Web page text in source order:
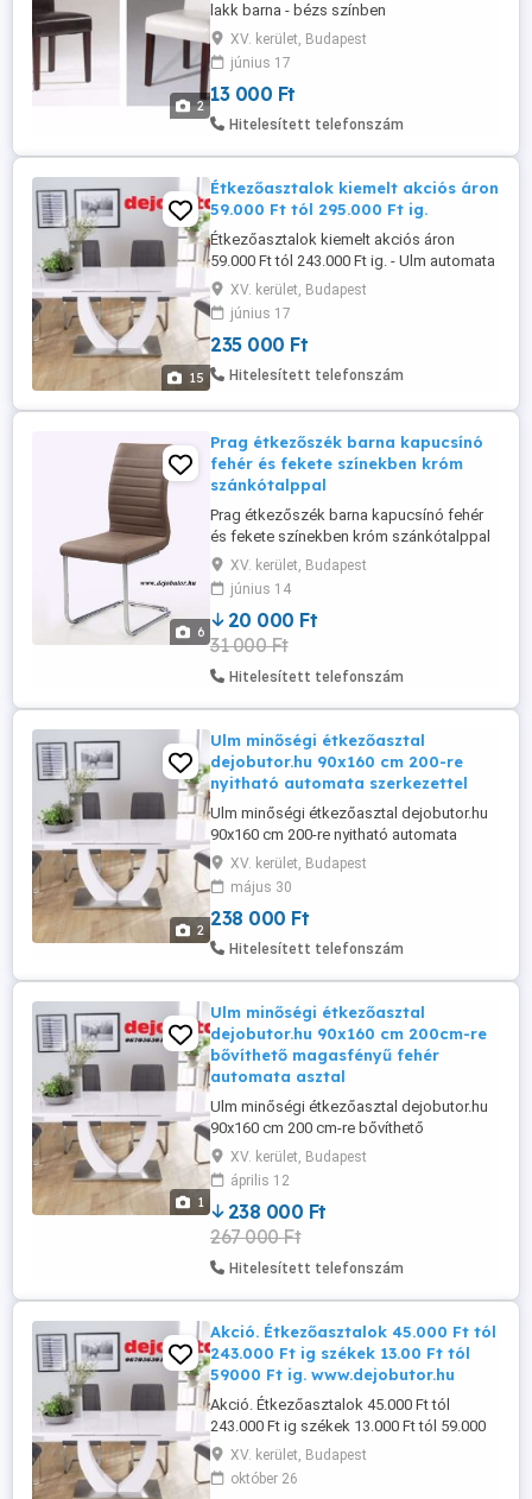
2
lakk barna - bézs színben
www.dejobutor.hu KERESD ZSOLTOT
Kérem, hogy érkezése előtt minimum 5
perccel bejelentkezni szíveskedjen
KERESSE ZSOLTOT a 06703630447
mobilszámon. Köszönöm Nagy -
mint 250 db sarok kanapé ülőgarnitúra ...
XV. kerület, Budapest
június 17
13 000 Ft
Hitelesített telefonszám
15
Étkezőasztalok kiemelt akciós áron
59.000 Ft tól 295.000 Ft ig.
Étkezőasztalok kiemelt akciós áron
59.000 Ft tól 243.000 Ft ig. - Ulm automata
magasfényű fehér étkezőasztal 90x160
200 cm méretben 235.000 Ft - Pauline fa
asztal nyitható 80x120 cm és 80x160 cm
re 59.000 Ft - Pamela asztal magasfényű
fehér színben 80x120 cm nyitható 80x160
XV. kerület, Budapest
június 17
235 000 Ft
Hitelesített telefonszám
6
Prag étkezőszék barna kapucsínó
fehér és fekete színekben króm
szánkótalppal
Prag étkezőszék barna kapucsínó fehér
és fekete színekben króm szánkótalppal
31.000szék fehér vagy szürke színekben
króm lábakkal - Freiburg szék fehér barna
fekete kapucsínó színben 20.000 Ft
KERESD ZSOLTOT 06703630447
dejobutor.hu Kérem, hogy érkezése előtt
minimum 5 perccel bejelentkezni
szíveskedjen ...
XV. kerület, Budapest
június 14
20 000 Ft
31 000 Ft
Hitelesített telefonszám
2
Ulm minőségi étkezőasztal
dejobutor.hu 90x160 cm 200-re
nyitható automata szerkezettel
Ulm minőségi étkezőasztal dejobutor.hu
90x160 cm 200-re nyitható automata
szerkezettel akciós ár 238.000 Ft szürke
színben is KERESD ZSOLTOT
06703630447 dejobutor.hu Kérem, hogy
érkezése előtt minimum 5 perccel
bejelentkezni szíveskedjen KERESSE
Köszönöm Nagy ...
XV. kerület, Budapest
május 30
238 000 Ft
Hitelesített telefonszám
1
Ulm minőségi étkezőasztal
dejobutor.hu 90x160 cm 200cm-re
bővíthető magasfényű fehér
automata asztal
Ulm minőségi étkezőasztal dejobutor.hu
90x160 cm 200 cm-re bővíthető
magasfényű fehér automata asztal nagy
szilárdságú üvegfelülettel 238000 Ft
szürke színben is Az ár nem tartalmazza a
székek árát KERESD ZSOLTOT
06703630447 Kérem, hogy érkezése előtt
minimum 5 perccel bejelentkezni
szíveskedjen ...
XV. kerület, Budapest
április 12
238 000 Ft
267 000 Ft
Hitelesített telefonszám
Akció. Étkezőasztalok 45.000 Ft tól
243.000 Ft ig székek 13.00 Ft tól
59000 Ft ig. www.dejobutor.hu
Akció. Étkezőasztalok 45.000 Ft tól
243.000 Ft ig székek 13.000 Ft tól 59.000
Ft ig. - Ulm minőségi étkezőasztal 90x160
cm 200-re nyitható automata szerkezettel
179.000 Ft - 243.000Ft ig - Nóra
XV. kerület, Budapest
október 26